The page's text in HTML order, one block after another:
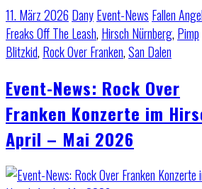
11. März 2026 DanyEvent-News Fallen
Freaks Off The Leash, Hirsch Nürnberg, Pimp
Blitzkid, Rock Over Franken,San Dalen
Event-News: Rock Over
Franken Konzerte im
April – Mai 2026